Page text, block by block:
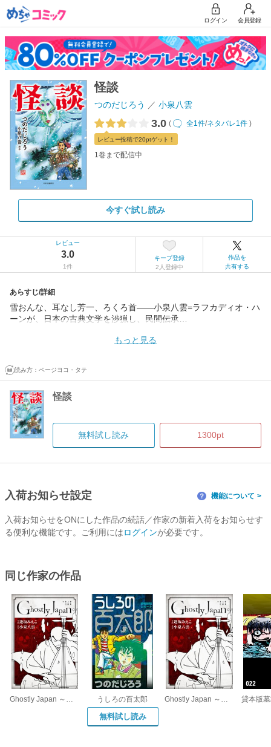
ログイン 会員登録
怪談
つのだじろう 小泉八雲
3.0 ( 全1件/ネタバレ1件 )
レビュー投稿で20ptゲット！
1巻まで配信中
今すぐ試し読み
レビュー
3.0
1件
キープ登録
2人登録中
作品を
共有する
あらすじ/詳細
雪おんな、耳なし芳一、ろくろ首――小泉八雲=ラフカディオ・ハ
ーンが、日本の古典文学を渉猟し、民間伝承…
もっと見る
読み方： ページヨコ・タテ
怪談
無料試し読み 1300pt
入荷お知らせ設定 ？ 機能について
入荷お知らせをONにした作品の続話／作家の新着入荷をお知らせす
る便利な機能です。ご利用にはログインが必要です。
同じ作家の作品
Ghostly Japan ～小泉八雲怪談集～ 単行本版 うしろの百太郎
無料試し読み
Ghostly Japan ～小泉八雲怪談集～